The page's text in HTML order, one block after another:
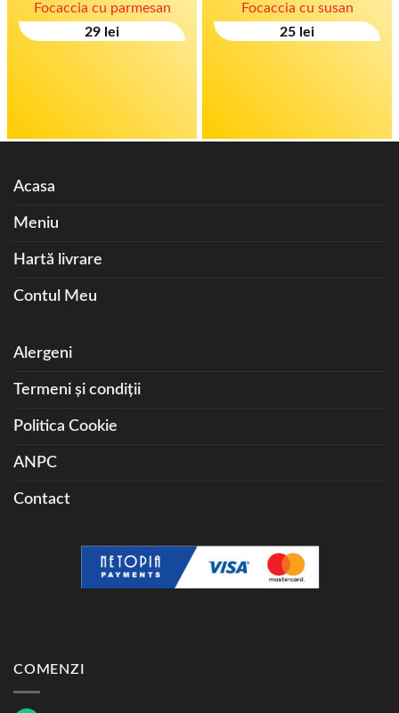
Focaccia cu parmesan
4.80stele
din 5
29 lei
Focaccia cu susan
5.00stele
din 5
25 lei
Acasa
Meniu
Hartă livrare
Contul Meu
Alergeni
Termeni și condiții
Politica Cookie
ANPC
Contact
COMENZI